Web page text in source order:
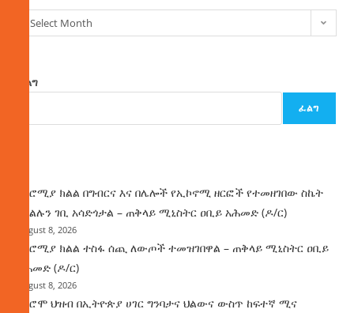
Select Month
ፈልግ
ፈልግ
በኦሮሚያ ክልል በግብርና እና በሌሎች የኢኮኖሚ ዘርፎች የተመዘገበው ስኬት
የክልሉን ገቢ አሳድጎታል – ጠቅላይ ሚኒስትር ዐቢይ አሕመድ (ዶ/ር)
August 8, 2026
በኦሮሚያ ክልል ተስፋ ሰጪ ለውጦች ተመዝገበዋል – ጠቅላይ ሚኒስትር ዐቢይ
አሕመድ (ዶ/ር)
August 8, 2026
የኦሮሞ ህዝብ በኢትዮጵያ ሀገር ግንባታና ህልውና ውስጥ ከፍተኛ ሚና